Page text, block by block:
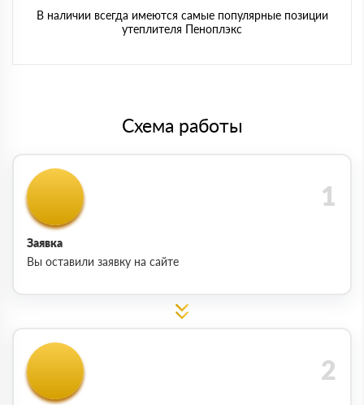
В наличии всегда имеются самые популярные позиции
утеплителя Пеноплэкс
Схема работы
Заявка
Вы оставили заявку на сайте